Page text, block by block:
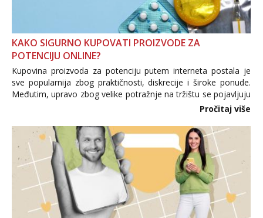
KAKO SIGURNO KUPOVATI PROIZVODE ZA
POTENCIJU ONLINE?
Kupovina proizvoda za potenciju putem interneta postala je
sve popularnija zbog praktičnosti, diskrecije i široke ponude.
Međutim, upravo zbog velike potražnje na tržištu se pojavljuju
i brojni krivotvoreni proizvodi, nepouzdane internetske
Pročitaj više